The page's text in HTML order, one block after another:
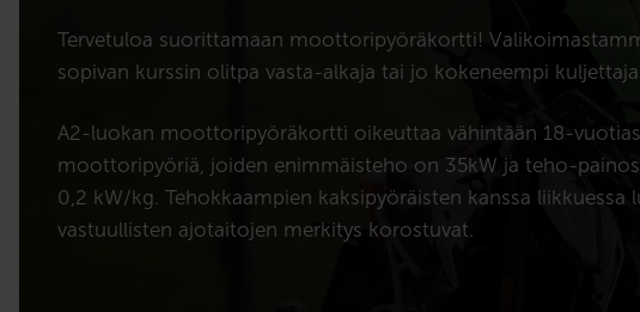
Tervetuloa suorittamaan moottoripyöräkortti!
sopivan kurssin olitpa vasta-alkaja tai jo kokeneempi kuljettaja.
A2-luokan moottoripyöräkortti oikeuttaa vähintään 18-
moottoripyöriä, joiden enimmäisteho on 35kW ja teho-
0,2 kW/kg. Tehokkaampien kaksipyöräisten kanssa liikkuessa
vastuullisten ajotaitojen merkitys korostuvat.